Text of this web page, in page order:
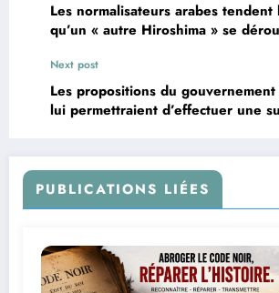
Les normalisateurs arabes
qu’un « autre Hiroshima » se
Next post
Les propositions du
lui permettraient d’effectuer une
PUBLICATIONS LIÉES